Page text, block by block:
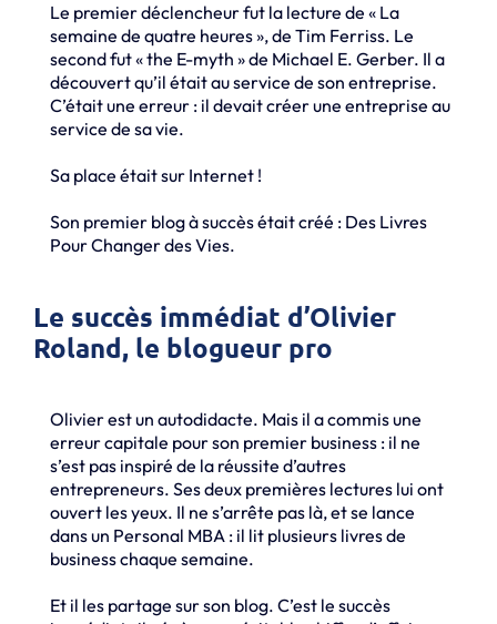
Le premier déclencheur fut la lecture de « La
semaine de quatre heures », de Tim Ferriss. Le
second fut « the E-myth » de Michael E. Gerber. Il a
découvert qu’il était au service de son entreprise.
C’était une erreur : il devait créer une entreprise au
service de sa vie.
Sa place était sur Internet !
Son premier blog à succès était créé : Des Livres
Pour Changer des Vies.
Le succès immédiat d’Olivier
Roland, le blogueur pro
Olivier est un autodidacte. Mais il a commis une
erreur capitale pour son premier business : il ne
s’est pas inspiré de la réussite d’autres
entrepreneurs. Ses deux premières lectures lui ont
ouvert les yeux. Il ne s’arrête pas là, et se lance
dans un Personal MBA : il lit plusieurs livres de
business chaque semaine.
Et il les partage sur son blog. C’est le succès